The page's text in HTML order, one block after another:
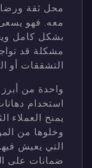
محل ثقة ورضا
معه. فهو يسعى
بشكل كامل
مشكلة قد
التشققات أو
واحدة من
استخدام
يمنح العملاء
وخلوها من
التي يعيش
ضمانات على